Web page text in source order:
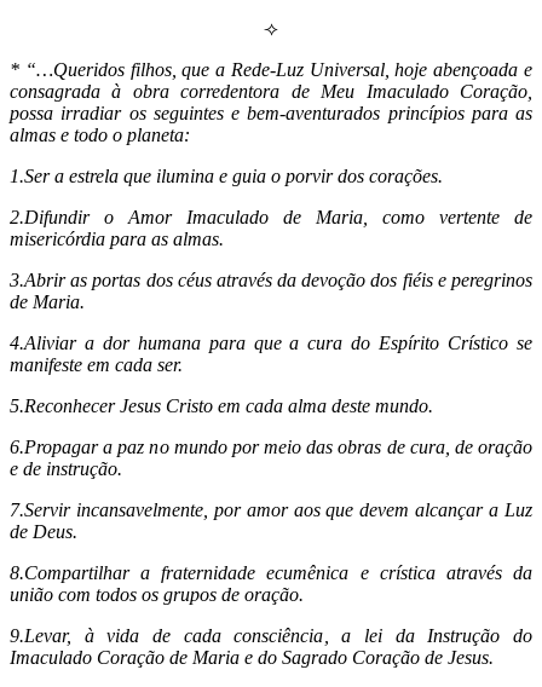
⟢
* “…Queridos filhos, que a Rede-Luz Universal, hoje abençoada e
consagrada à obra corredentora de Meu Imaculado Coração,
possa irradiar os seguintes e bem-aventurados princípios para as
almas e todo o planeta:
1.Ser a estrela que ilumina e guia o porvir dos corações.
2.Difundir o Amor Imaculado de Maria, como vertente de
misericórdia para as almas.
3.Abrir as portas dos céus através da devoção dos fiéis e peregrinos
de Maria.
4.Aliviar a dor humana para que a cura do Espírito Crístico se
manifeste em cada ser.
5.Reconhecer Jesus Cristo em cada alma deste mundo.
6.Propagar a paz no mundo por meio das obras de cura, de oração
e de instrução.
7.Servir incansavelmente, por amor aos que devem alcançar a Luz
de Deus.
8.Compartilhar a fraternidade ecumênica e crística através da
união com todos os grupos de oração.
9.Levar, à vida de cada consciência, a lei da Instrução do
Imaculado Coração de Maria e do Sagrado Coração de Jesus.